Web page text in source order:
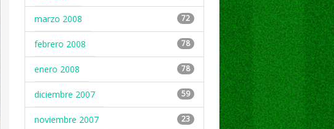
marzo 2008 72
febrero 2008 78
enero 2008 78
diciembre 2007 59
noviembre 2007 23